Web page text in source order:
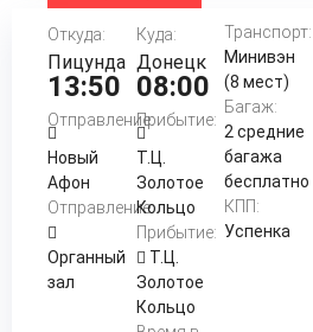
Откуда:
Пицунда
13:50
Отправление:
Новый
Афон
Отправление:
Органный
зал
Куда:
Донецк
08:00
Прибытие:
Т.Ц.
Золотое
Кольцо
Прибытие:
Т.Ц.
Золотое
Кольцо
Транспорт:
Минивэн
(8 мест)
Багаж:
2 средние
багажа
бесплатно
КПП:
Успенка